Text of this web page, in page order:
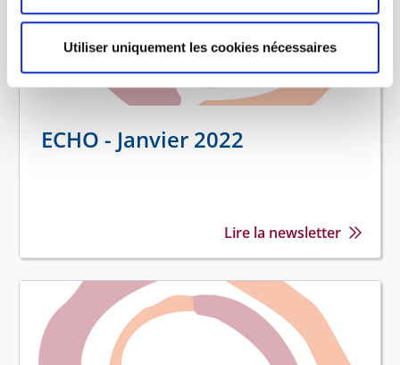
Utiliser uniquement les cookies nécessaires
ECHO - Janvier 2022
Lire la newsletter